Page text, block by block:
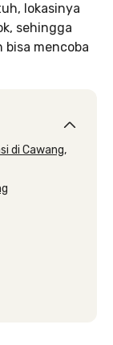
lokasinya
sehingga
bisa mencoba
di Cawang,